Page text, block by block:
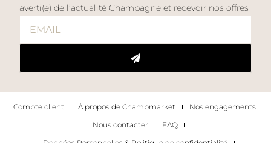
averti(e) de l’actualité Champagne et recevoir nos offres
Compte client À propos de Champmarket
Nos engagements
Nous contacter
FAQ